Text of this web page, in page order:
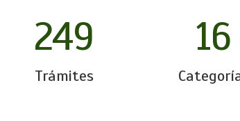
249
Trámites
16